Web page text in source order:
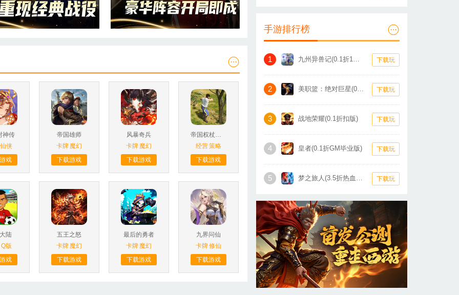
神传
仙侠
戏
帝国雄师
卡牌 魔幻
下载游戏
风暴奇兵
卡牌 魔幻
下载游戏
帝国权杖与文明
经营策略
下载游戏
陆
Q版
戏
五王之怒
卡牌 魔幻
下载游戏
最后的勇者
卡牌 魔幻
下载游戏
九界问仙
卡牌修仙
下载游戏
手游排行榜
1 九州异兽记(0.1折1W免费版) 下载玩
2 美职篮：绝对巨星(0.1折卡牌) 下载玩
3 战地荣耀(0.1折扣版) 下载玩
4 皇者(0.1折GM毕业版) 下载玩
5 梦之旅人(3.5折热血霸业) 下载玩